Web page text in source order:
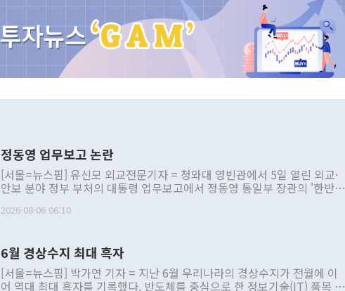
정동영 업무보고 논란
[서울=뉴스핌] 유신모 외교전문기자 = 청와대 영빈관에서 5일 열린 외교·
안보 분야 정부 부처의 대통령 업무보고에서 정동영 통일부 장관의 '한반도
발언 중에는 정부 내 조율을 거치지 않은 사안을 정책으로 추진하겠다고 공
주의적 희망에 근거한 비현실적 구상'이라는 비판을 내놨다. 그동안 정 장
관의 대북 정책 관련 발언이 물의를 빚은 적은 여러 번 있지만 대통령과 유
관 부처 장관이 공개적으로 부정적 입장을 표명한 것은 이례적이다. 정 장
2026-08-06 06:10
6월 경상수지 최대 흑자
[서울=뉴스핌] 박가연 기자 = 지난 6월 우리나라의 경상수지가 전월에 이
어 역대 최대 흑자를 기록했다. 반도체를 중심으로 한 정보기술(IT) 품목 수